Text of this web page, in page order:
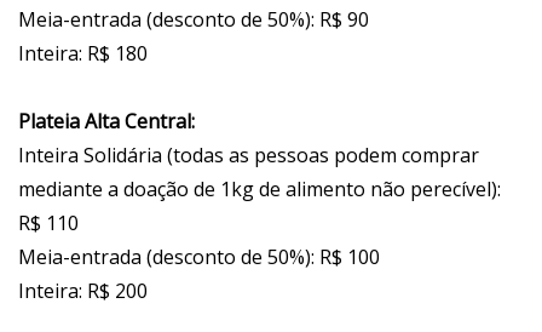
Meia-entrada (desconto de 50%): R$ 90
Inteira: R$ 180
Plateia Alta Central:
Inteira Solidária (todas as pessoas podem comprar
mediante a doação de 1kg de alimento não perecível):
R$ 110
Meia-entrada (desconto de 50%): R$ 100
Inteira: R$ 200